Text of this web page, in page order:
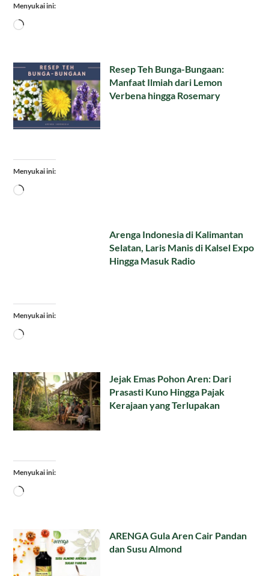
Menyukai ini:
Memuat...
Resep Teh Bunga-Bungaan:
Manfaat Ilmiah dari Lemon
Verbena hingga Rosemary
Menyukai ini:
Memuat...
Arenga Indonesia di Kalimantan
Selatan, Laris Manis di Kalsel Expo
Hingga Masuk Radio
Menyukai ini:
Memuat...
Jejak Emas Pohon Aren: Dari
Prasasti Kuno Hingga Pajak
Kerajaan yang Terlupakan
Menyukai ini:
Memuat...
ARENGA Gula Aren Cair Pandan
dan Susu Almond